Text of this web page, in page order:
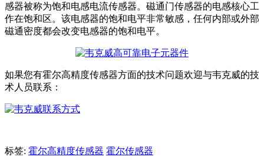
感器被称为饱和电感电流传感器。磁通门传感器的电感核心工
作在饱和区。该电感器的饱和电平非常敏感，任何内部或外部
磁通密度都会改变电感器的饱和电平。
如果您有霍尔高精度传感器方面的技术问题欢迎与韦克威的技
术人员联系：
标签: 霍尔高精度传感器 霍尔传感器